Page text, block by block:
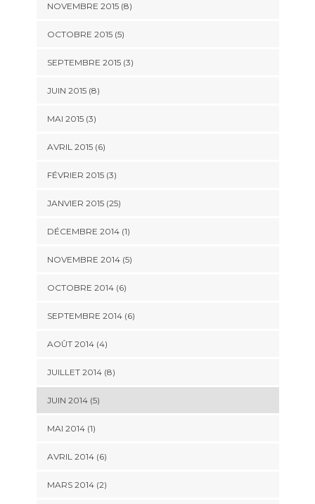
NOVEMBRE 2015 (8)
OCTOBRE 2015 (5)
SEPTEMBRE 2015 (3)
JUIN 2015 (8)
MAI 2015 (3)
AVRIL 2015 (6)
FÉVRIER 2015 (3)
JANVIER 2015 (25)
DÉCEMBRE 2014 (1)
NOVEMBRE 2014 (5)
OCTOBRE 2014 (6)
SEPTEMBRE 2014 (6)
AOÛT 2014 (4)
JUILLET 2014 (8)
JUIN 2014 (5)
MAI 2014 (1)
AVRIL 2014 (6)
MARS 2014 (2)